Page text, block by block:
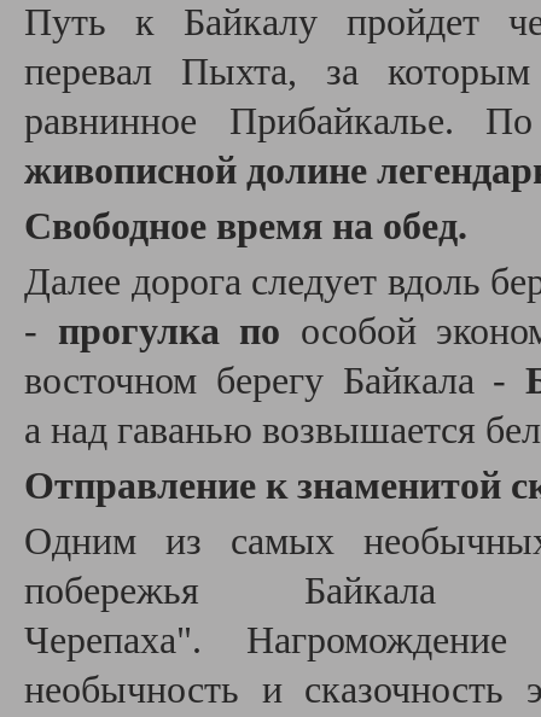
Путь к Байкалу пройдет
перевал Пыхта, за
равнинное Прибайкалье.
живописной долине
Свободное время на обед.
Далее дорога следует вдоль
- прогулка по особой
восточном берегу Байкала -
а над гаванью возвышается
Отправление к знаменитой
Одним из самых
побережья Байкала
Черепаха".
необычность и